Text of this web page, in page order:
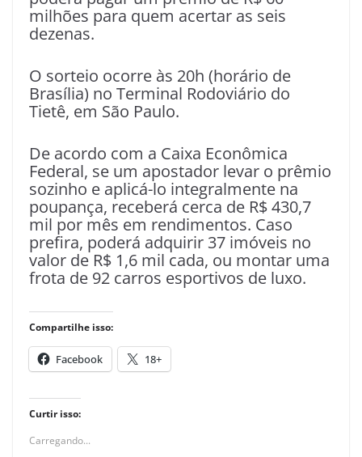
milhões para quem acertar as seis
dezenas.
O sorteio ocorre às 20h (horário de
Brasília) no Terminal Rodoviário do
Tietê, em São Paulo.
De acordo com a Caixa Econômica
Federal, se um apostador levar o prêmio
sozinho e aplicá-lo integralmente na
poupança, receberá cerca de R$ 430,7
mil por mês em rendimentos. Caso
prefira, poderá adquirir 37 imóveis no
valor de R$ 1,6 mil cada, ou montar uma
frota de 92 carros esportivos de luxo.
Compartilhe isso:
Facebook 18+
Curtir isso:
Carregando...